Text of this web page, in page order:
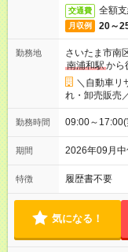
交通費 全額
月収例 20～
勤務地
さいたま市南
南浦和駅から
＼自動車リ
れ・卸売販売
勤務時間 09:00～
期間 2026年09月
特徴 履歴書不要
気になる！